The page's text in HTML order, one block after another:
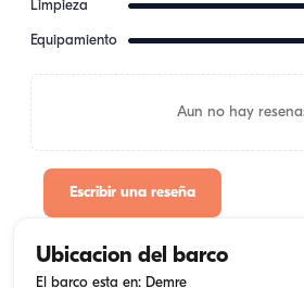
Limpieza
Equipamiento
Aun no hay
Escribir una reseña
Ubicacion del barco
El barco esta en: Demre